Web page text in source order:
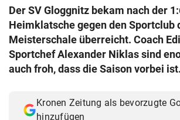
Der SV Gloggnitz bekam nach der
Heimklatsche gegen den Sportclub
Meisterschale überreicht. Coach
Sportchef Alexander Niklas sind
auch froh, dass die Saison vorbei ist.
Kronen Zeitung als bevorzugte
hinzufügen